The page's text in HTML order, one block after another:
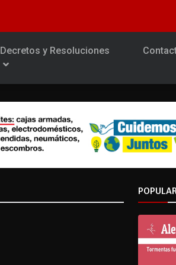
Decretos y Resoluciones